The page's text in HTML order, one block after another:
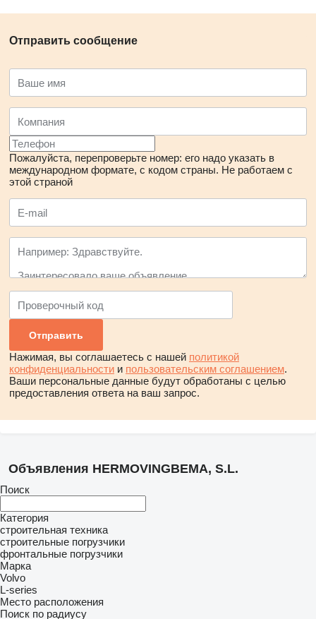
Отправить сообщение
Пожалуйста, перепроверьте номер: его надо указать в
международном формате, с кодом страны. Не работаем с
этой страной
Нажимая, вы соглашаетесь с нашей политикой
конфиденциальности и пользовательским соглашением.
Ваши персональные данные будут обработаны с целью
предоставления ответа на ваш запрос.
Объявления HERMOVINGBEMA, S.L.
Поиск
Категория
строительная техника
строительные погрузчики
фронтальные погрузчики
Марка
Volvo
L-series
Место расположения
Поиск по радиусу